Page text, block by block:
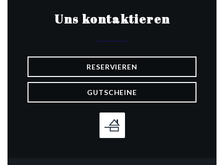
Uns kontaktieren
RESERVIEREN
GUTSCHEINE